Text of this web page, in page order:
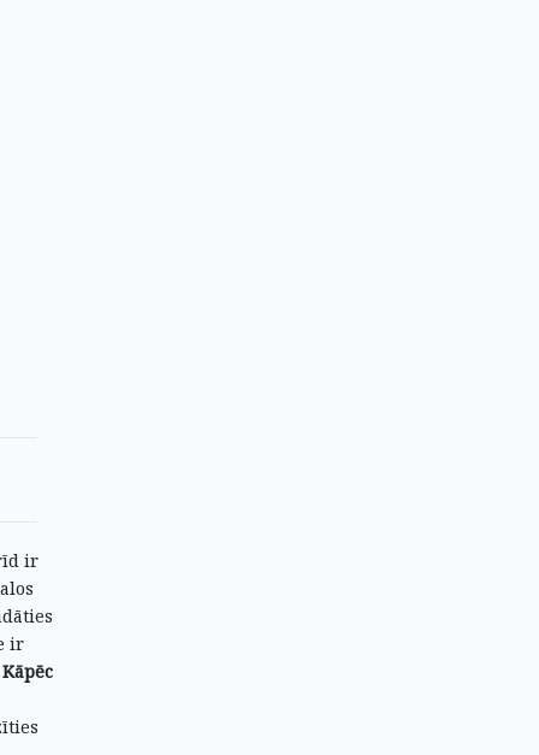
ir
ir
Kāpēc